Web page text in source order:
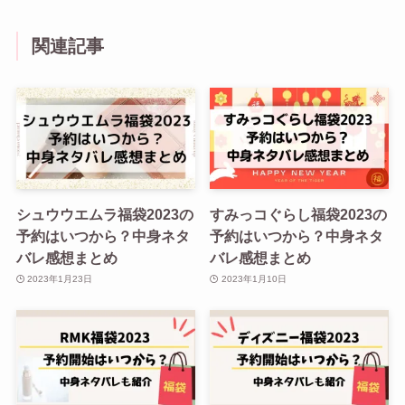
関連記事
シュウウエムラ福袋2023の
予約はいつから？中身ネタ
バレ感想まとめ
2023年1月23日
すみっコぐらし福袋2023の
予約はいつから？中身ネタ
バレ感想まとめ
2023年1月10日